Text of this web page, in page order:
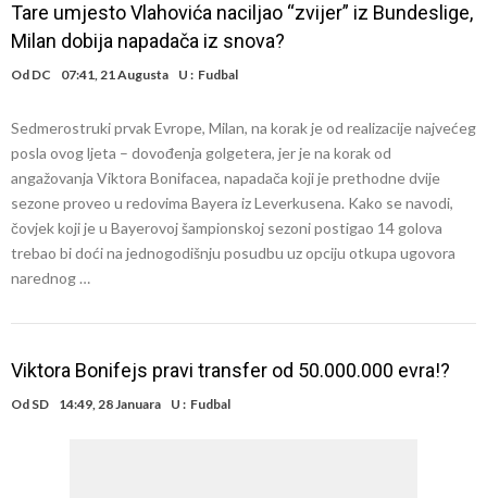
novac od UEFA
Mourinho uvodi strogu disciplinu u Real Madrid. Ovo su tri nova
zatvora
Jake Paul kreće u rušenje UFC-a
Mudrik se vratio na teren nakon više od 600 dana. Odmah ide na
posudbu?
Real Madrid odlučio: Endrick ide u Premier ligu!
Tare umjesto Vlahovića naciljao “zvijer” iz Bundeslige,
Milan dobija napadača iz snova?
Od DC 07:41, 21 Augusta U : Fudbal
Sedmerostruki prvak Evrope, Milan, na korak je od realizacije najvećeg
posla ovog ljeta – dovođenja golgetera, jer je na korak od
angažovanja Viktora Bonifacea, napadača koji je prethodne dvije
sezone proveo u redovima Bayera iz Leverkusena. Kako se navodi,
čovjek koji je u Bayerovoj šampionskoj sezoni postigao 14 golova
trebao bi doći na jednogodišnju posudbu uz opciju otkupa ugovora
narednog …
Viktora Bonifejs pravi transfer od 50.000.000 evra!?
Od SD 14:49, 28 Januara U : Fudbal